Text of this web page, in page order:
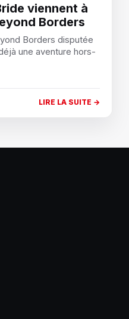
viennent à
Borders
Borders disputée
une aventure hors-
LIRE LA SUITE →